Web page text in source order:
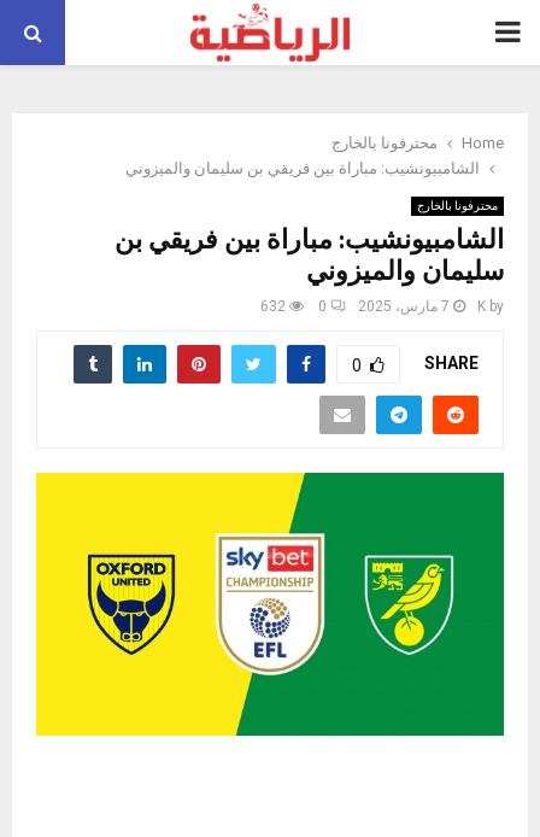
PRIMARY
Home
محترفونا بالخارج
الشامبيونشيب: مباراة بين فريقي بن سليمان والميزوني
محترفونا بالخارج
الشامبيونشيب: مباراة بين فريقي بن
سليمان والميزوني
by
K 7 مارس، 2025 0
632
SHARE
0